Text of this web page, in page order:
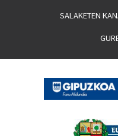
SALAKETEN